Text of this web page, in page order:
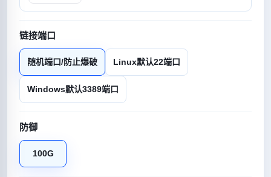
链接端口
随机端口/防止爆破 Linux默认22端口
Windows默认3389端口
防御
100G